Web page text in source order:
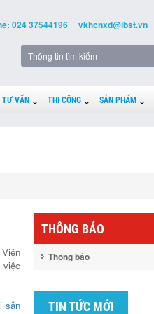
024 37544196 vkhcnxd@ibst.vn
TƯ VẤN THI CÔNG SẢN PHẨM
việc
sản
THÔNG BÁO
Thông báo
TIN TỨC MỚI